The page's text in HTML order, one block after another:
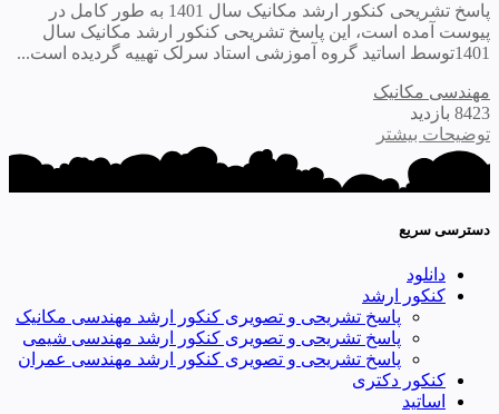
پاسخ تشریحی کنکور ارشد مکانیک سال 1401 به طور کامل در
پیوست آمده است، این پاسخ تشریحی کنکور ارشد مکانیک سال
1401توسط اساتید گروه آموزشی استاد سرلک تهییه گردیده است...
مهندسی مکانیک
8423 بازدید
توضیحات بیشتر
دسترسی سریع
دانلود
کنکور ارشد
پاسخ تشریحی و تصویری کنکور ارشد مهندسی مکانیک
پاسخ تشریحی و تصویری کنکور ارشد مهندسی شیمی
پاسخ تشریحی و تصویری کنکور ارشد مهندسی عمران
کنکور دکتری
اساتید